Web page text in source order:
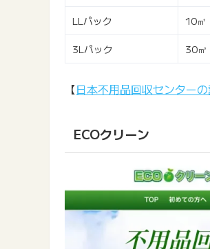
LLパック 10㎡
3Lパック 30㎥
【日本不用品回収センター
ECOクリーン